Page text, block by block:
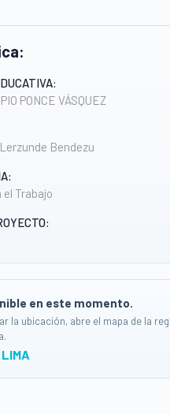
PONCE VÁSQUEZ
Bendezu
Trabajo
en este momento.
la ubicación, abre el mapa de la